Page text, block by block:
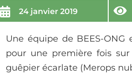
24 janvier 2019
Une équipe de BEES-ONG
pour une première fois
guêpier écarlate (Merops